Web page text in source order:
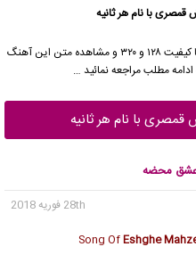
قمصریبا نام هر ثانیه
با کیفیت ۱۲۸ و ۳۲۰ و مشاهده متن این آهنگ
مطلب مراجعه نمائید …
با نام هر ثانیه
عشق محضه
28th فوریه 2018
Song OfEshghe